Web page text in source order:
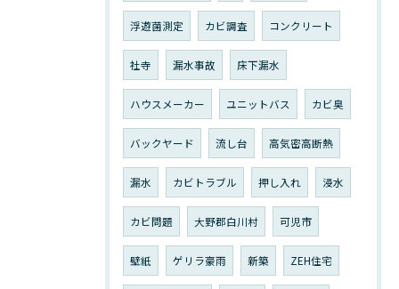
浮遊菌測定 カビ調査 コンクリート
社寺 漏水事故 床下漏水
ハウスメーカー ユニットバス カビ臭
バックヤード 流し台 高気密高断熱
漏水 カビトラブル 押し入れ 浸水
カビ問題 大野郡白川村 可児市
壁紙 ゲリラ豪雨 新築 ZEH住宅